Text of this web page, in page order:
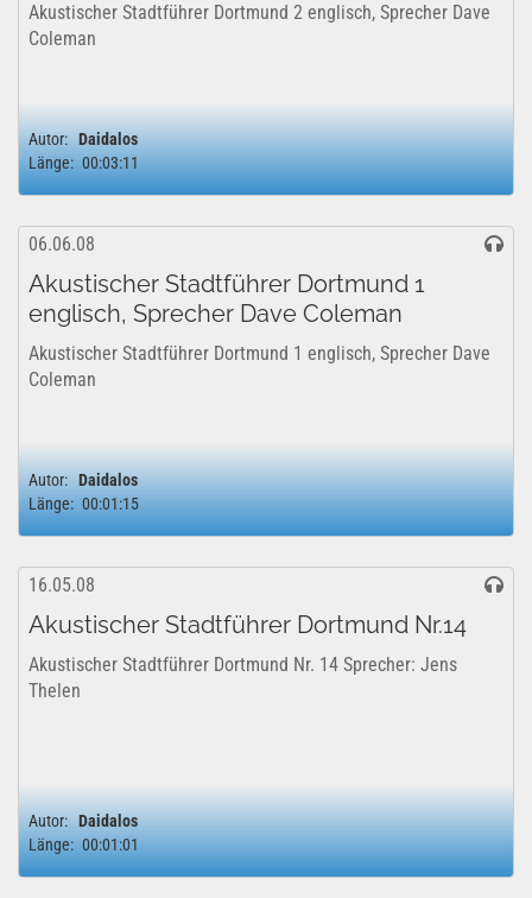
Akustischer Stadtführer Dortmund 2 englisch, Sprecher Dave
Coleman
Autor: Daidalos
Länge: 00:03:11
06.06.08
Akustischer Stadtführer Dortmund 1
englisch, Sprecher Dave Coleman
Akustischer Stadtführer Dortmund 1 englisch, Sprecher Dave
Coleman
Autor: Daidalos
Länge: 00:01:15
16.05.08
Akustischer Stadtführer Dortmund Nr.14
Akustischer Stadtführer Dortmund Nr. 14 Sprecher: Jens
Thelen
Autor: Daidalos
Länge: 00:01:01